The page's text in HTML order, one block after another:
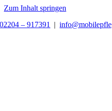
Zum Inhalt springen
02204 – 917391
|